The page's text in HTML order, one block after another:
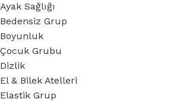
Ayak Sağlığı
Bedensiz Grup
Boyunluk
Çocuk Grubu
Dizlik
El & Bilek Atelleri
Elastik Grup